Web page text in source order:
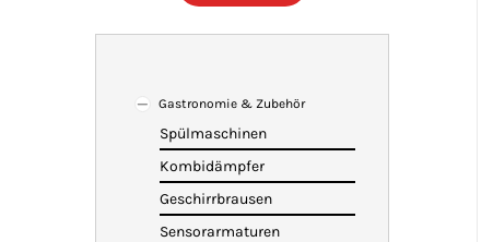
Gastronomie & Zubehör
Spülmaschinen
Kombidämpfer
Geschirrbrausen
Sensorarmaturen